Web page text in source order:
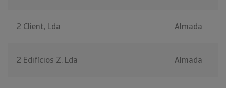
2 Client, Lda Almada
2 Edifícios Z, Lda Almada